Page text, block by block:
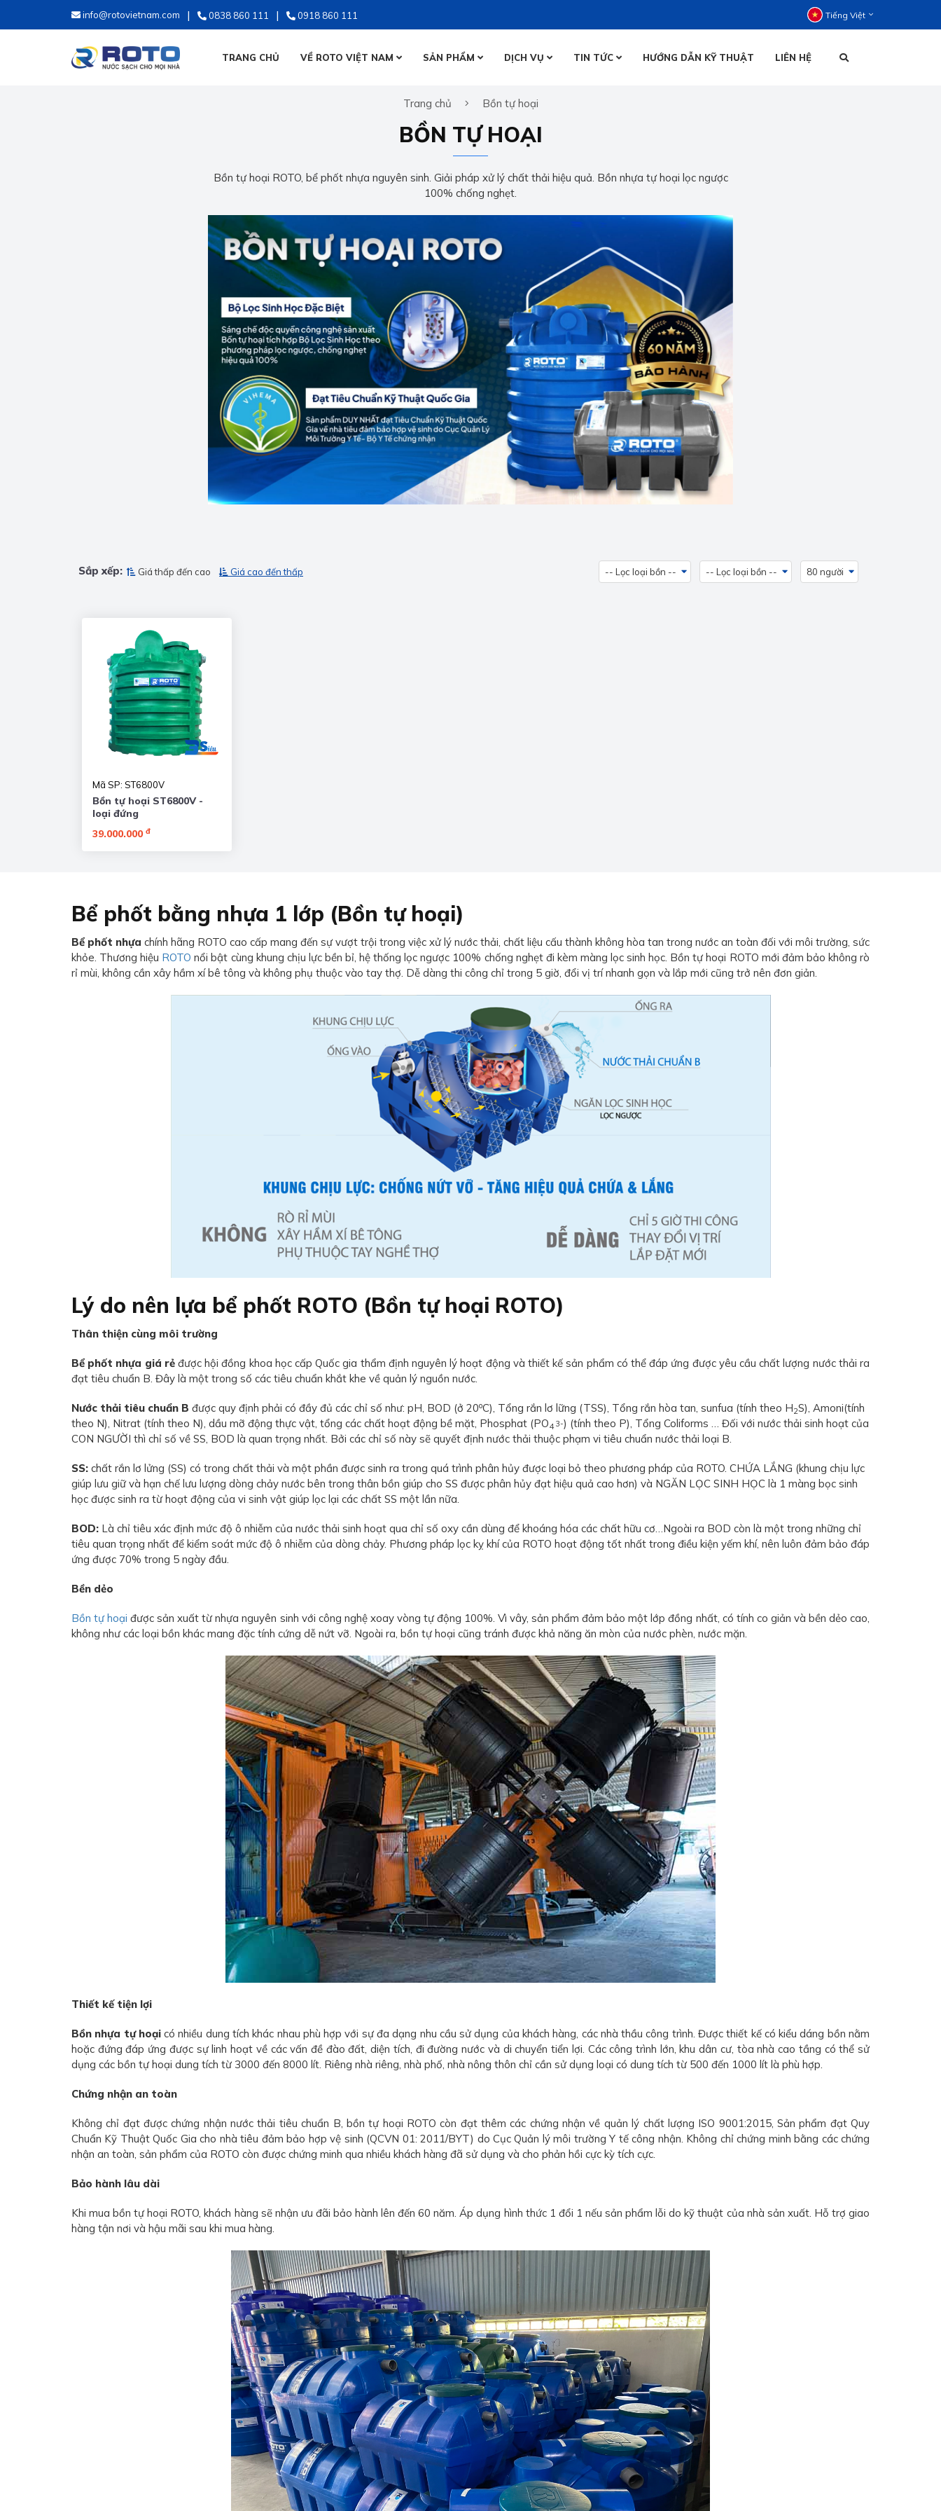
info@rotovietnam.com 0838 860 111 0918 860 111 Tiếng Việt
TRANG CHỦ VỀ ROTO VIỆT NAM SẢN PHẨM DỊCH VỤ TIN TỨC HƯỚNG DẪN KỸ THUẬT LIÊN HỆ
Trang chủ Bồn tự hoại
BỒN TỰ HOẠI
Bồn tự hoại ROTO, bể phốt nhựa nguyên sinh. Giải pháp xử lý chất thải hiệu quả. Bồn nhựa tự hoại lọc ngược
100% chống nghẹt.
Sắp xếp: Giá thấp đến cao Giá cao đến thấp -- Lọc loại bồn -- -- Lọc loại bồn -- 80 người
Mã SP: ST6800V
Bồn tự hoại ST6800V -
loại đứng
39.000.000 đ
Bể phốt bằng nhựa 1 lớp (Bồn tự hoại)
Bể phốt nhựa chính hãng ROTO cao cấp mang đến sự vượt trội trong việc xử lý nước thải, chất liệu cấu thành không hòa tan trong nước an toàn đối với môi trường, sức
khỏe. Thương hiệu ROTO nổi bật cùng khung chịu lực bền bỉ, hệ thống lọc ngược 100% chống nghẹt đi kèm màng lọc sinh học. Bồn tự hoại ROTO mới đảm bảo không rò
rỉ mùi, không cần xây hầm xí bê tông và không phụ thuộc vào tay thợ. Dễ dàng thi công chỉ trong 5 giờ, đổi vị trí nhanh gọn và lắp mới cũng trở nên đơn giản.
Lý do nên lựa bể phốt ROTO (Bồn tự hoại ROTO)
Thân thiện cùng môi trường
Bể phốt nhựa giá rẻđược hội đồng khoa học cấp Quốc gia thẩm định nguyên lý hoạt động và thiết kế sản phẩm có thể đáp ứng được yêu cầu chất lượng nước thải ra
đạt tiêu chuẩn B. Đây là một trong số các tiêu chuẩn khắt khe về quản lý nguồn nước.
Nước thải tiêu chuẩn B được quy định phải có đầy đủ các chỉ số như: pH, BOD (ở 20oC), Tổng rắn lơ lững (TSS), Tổng rắn hòa tan, sunfua (tính theo H2S), Amoni(tính
theo N), Nitrat (tính theo N), dầu mỡ động thực vật, tổng các chất hoạt động bề mặt, Phosphat (PO4 3-) (tính theo P), Tổng Coliforms … Đối với nước thải sinh hoạt của
CON NGƯỜI thì chỉ số về SS, BOD là quan trọng nhất. Bởi các chỉ số này sẽ quyết định nước thải thuộc phạm vi tiêu chuẩn nước thải loại B.
SS: chất rắn lơ lửng (SS) có trong chất thải và một phần được sinh ra trong quá trình phân hủy được loại bỏ theo phương pháp của ROTO. CHỨA LẮNG (khung chịu lực
giúp lưu giữ và hạn chế lưu lượng dòng chảy nước bên trong thân bồn giúp cho SS được phân hủy đạt hiệu quả cao hơn) và NGĂN LỌC SINH HỌC là 1 màng bọc sinh
học được sinh ra từ hoạt động của vi sinh vật giúp lọc lại các chất SS một lần nữa.
BOD: Là chỉ tiêu xác định mức độ ô nhiễm của nước thải sinh hoạt qua chỉ số oxy cần dùng để khoáng hóa các chất hữu cơ…Ngoài ra BOD còn là một trong những chỉ
tiêu quan trọng nhất để kiểm soát mức độ ô nhiễm của dòng chảy. Phương pháp lọc kỵ khí của ROTO hoạt động tốt nhất trong điều kiện yếm khí, nên luôn đảm bảo đáp
ứng được 70% trong 5 ngày đầu.
Bền dẻo
Bồn tự hoại được sản xuất từ nhựa nguyên sinh với công nghệ xoay vòng tự động 100%. Vì vây, sản phẩm đảm bảo một lớp đồng nhất, có tính co giản và bền dẻo cao,
không như các loại bồn khác mang đặc tính cứng dễ nứt vỡ. Ngoài ra, bồn tự hoại cũng tránh được khả năng ăn mòn của nước phèn, nước mặn.
Thiết kế tiện lợi
Bồn nhựa tự hoạicó nhiều dung tích khác nhau phù hợp với sự đa dạng nhu cầu sử dụng của khách hàng, các nhà thầu công trình. Được thiết kế có kiểu dáng bồn nằm
hoặc đứng đáp ứng được sự linh hoạt về các vấn đề đào đất, diện tích, đi đường nước và di chuyển tiển lợi. Các công trình lớn, khu dân cư, tòa nhà cao tầng có thể sử
dụng các bồn tự hoại dung tích từ 3000 đến 8000 lít. Riêng nhà riêng, nhà phố, nhà nông thôn chỉ cần sử dụng loại có dung tích từ 500 đến 1000 lít là phù hợp.
Chứng nhận an toàn
Không chỉ đạt được chứng nhận nước thải tiêu chuẩn B, bồn tự hoại ROTO còn đạt thêm các chứng nhận về quản lý chất lượng ISO 9001:2015, Sản phẩm đạt Quy
Chuẩn Kỹ Thuật Quốc Gia cho nhà tiêu đảm bảo hợp vệ sinh (QCVN 01: 2011/BYT) do Cục Quản lý môi trường Y tế công nhận. Không chỉ chứng minh bằng các chứng
nhận an toàn, sản phẩm của ROTO còn được chứng minh qua nhiều khách hàng đã sử dụng và cho phản hồi cực kỳ tích cực.
Bảo hành lâu dài
Khi mua bồn tự hoại ROTO, khách hàng sẽ nhận ưu đãi bảo hành lên đến 60 năm. Áp dụng hình thức 1 đổi 1 nếu sản phẩm lỗi do kỹ thuật của nhà sản xuất. Hỗ trợ giao
hàng tận nơi và hậu mãi sau khi mua hàng.